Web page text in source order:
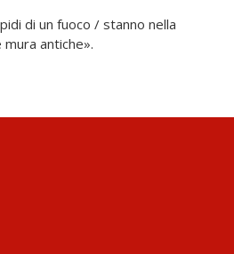
di un fuoco / stanno nella
antiche».